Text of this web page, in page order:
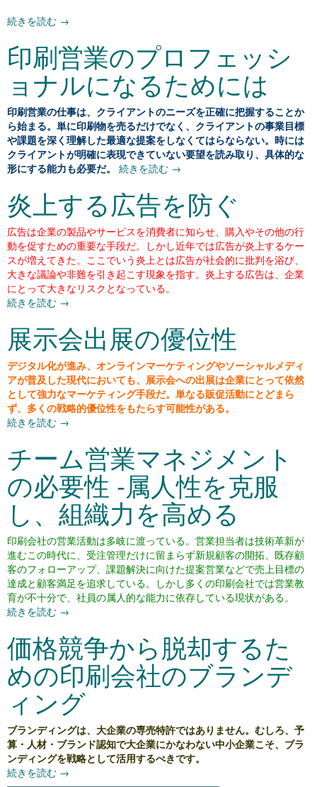
続きを読む →
印刷営業のプロフェッシ
ョナルになるためには
印刷営業の仕事は、クライアントのニーズを正確に把握することか
ら始まる。単に印刷物を売るだけでなく、クライアントの事業目標
や課題を深く理解した最適な提案をしなくてはらならない。時には
クライアントが明確に表現できていない要望を読み取り、具体的な
形にする能力も必要だ。
続きを読む →
炎上する広告を防ぐ
広告は企業の製品やサービスを消費者に知らせ、購入やその他の行
動を促すための重要な手段だ。しかし近年では広告が炎上するケー
スが増えてきた。ここでいう炎上とは広告が社会的に批判を浴び、
大きな議論や非難を引き起こす現象を指す。炎上する広告は、企業
にとって大きなリスクとなっている。
続きを読む →
展示会出展の優位性
デジタル化が進み、オンラインマーケティングやソーシャルメディ
アが普及した現代においても、展示会への出展は企業にとって依然
として強力なマーケティング手段だ。単なる販促活動にとどまら
ず、多くの戦略的優位性をもたらす可能性がある。
続きを読む →
チーム営業マネジメント
の必要性 -属人性を克服
し、組織力を高める
印刷会社の営業活動は多岐に渡っている。営業担当者は技術革新が
進むこの時代に、受注管理だけに留まらず新規顧客の開拓、既存顧
客のフォローアップ、課題解決に向けた提案営業などで売上目標の
達成と顧客満足を追求している。しかし多くの印刷会社では営業教
育が不十分で、社員の属人的な能力に依存している現状がある。
続きを読む →
価格競争から脱却するた
めの印刷会社のブランデ
ィング
ブランディングは、大企業の専売特許ではありません。むしろ、予
算・人材・ブランド認知で大企業にかなわない中小企業こそ、ブラ
ンディングを戦略として活用するべきです。
続きを読む →